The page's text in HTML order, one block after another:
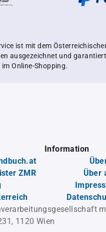
ist mit dem
ausgezeichnet und
Online-Shopping.
ZMR
Information
Über
1120 Wien